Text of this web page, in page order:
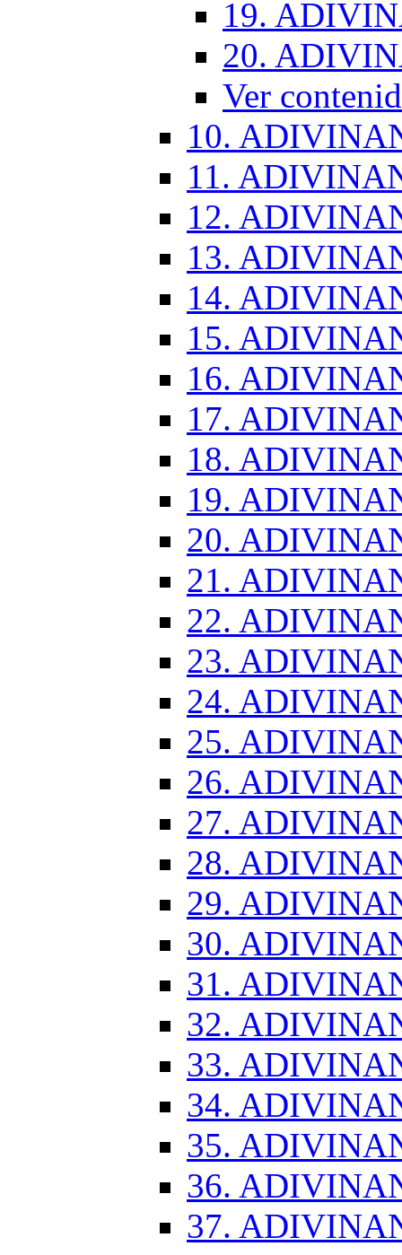
19.
20.
Ver
10.
11.
12.
13.
14.
15.
16.
17.
18.
19.
20.
21.
22.
23.
24.
25.
26.
27.
28.
29.
30.
31.
32.
33.
34.
35.
36.
37.